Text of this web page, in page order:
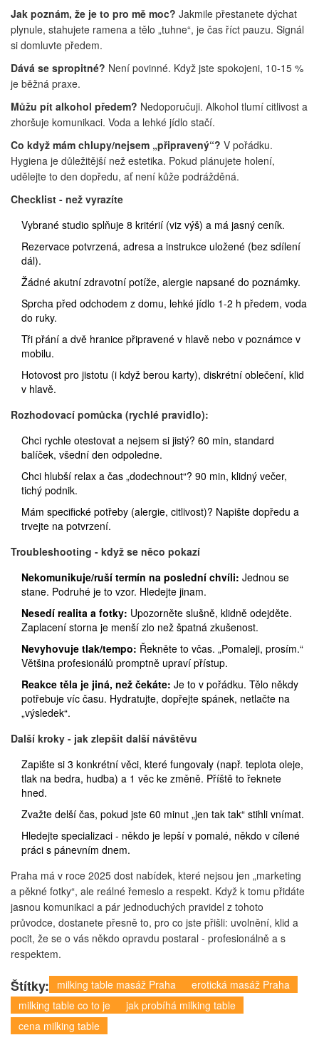
Jak poznám, že je to pro mě moc? Jakmile přestanete dýchat
plynule, stahujete ramena a tělo „tuhne“, je čas říct pauzu. Signál
si domluvte předem.
Dává se spropitné? Není povinné. Když jste spokojeni, 10-15 %
je běžná praxe.
Můžu pít alkohol předem? Nedoporučuji. Alkohol tlumí citlivost a
zhoršuje komunikaci. Voda a lehké jídlo stačí.
Co když mám chlupy/nejsem „připravený“? V pořádku.
Hygiena je důležitější než estetika. Pokud plánujete holení,
udělejte to den dopředu, ať není kůže podrážděná.
Checklist - než vyrazíte
Vybrané studio splňuje 8 kritérií (viz výš) a má jasný ceník.
Rezervace potvrzená, adresa a instrukce uložené (bez sdílení
dál).
Žádné akutní zdravotní potíže, alergie napsané do poznámky.
Sprcha před odchodem z domu, lehké jídlo 1-2 h předem, voda
do ruky.
Tři přání a dvě hranice připravené v hlavě nebo v poznámce v
mobilu.
Hotovost pro jistotu (i když berou karty), diskrétní oblečení, klid
v hlavě.
Rozhodovací pomůcka (rychlé pravidlo):
Chci rychle otestovat a nejsem si jistý? 60 min, standard
balíček, všední den odpoledne.
Chci hlubší relax a čas „dodechnout“? 90 min, klidný večer,
tichý podnik.
Mám specifické potřeby (alergie, citlivost)? Napište dopředu a
trvejte na potvrzení.
Troubleshooting - když se něco pokazí
Nekomunikuje/ruší termín na poslední chvíli: Jednou se
stane. Podruhé je to vzor. Hledejte jinam.
Nesedí realita a fotky: Upozorněte slušně, klidně odejděte.
Zaplacení storna je menší zlo než špatná zkušenost.
Nevyhovuje tlak/tempo: Řekněte to včas. „Pomaleji, prosím.“
Většina profesionálů promptně upraví přístup.
Reakce těla je jiná, než čekáte: Je to v pořádku. Tělo někdy
potřebuje víc času. Hydratujte, dopřejte spánek, netlačte na
„výsledek“.
Další kroky - jak zlepšit další návštěvu
Zapište si 3 konkrétní věci, které fungovaly (např. teplota oleje,
tlak na bedra, hudba) a 1 věc ke změně. Příště to řeknete
hned.
Zvažte delší čas, pokud jste 60 minut „jen tak tak“ stihli vnímat.
Hledejte specializaci - někdo je lepší v pomalé, někdo v cílené
práci s pánevním dnem.
Praha má v roce 2025 dost nabídek, které nejsou jen „marketing
a pěkné fotky“, ale reálné řemeslo a respekt. Když k tomu přidáte
jasnou komunikaci a pár jednoduchých pravidel z tohoto
průvodce, dostanete přesně to, pro co jste přišli: uvolnění, klid a
pocit, že se o vás někdo opravdu postaral - profesionálně a s
respektem.
Štítky: milking table masáž Praha
erotická masáž Praha
milking table co to je
jak probíhá milking table
cena milking table